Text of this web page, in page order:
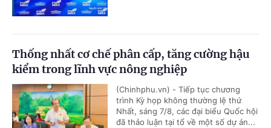
Thống nhất cơ chế phân cấp, tăng cường hậu
kiểm trong lĩnh vực nông nghiệp
(Chinhphu.vn) - Tiếp tục chương
trình Kỳ họp không thường lệ thứ
Nhất, sáng 7/8, các đại biểu Quốc hội
đã thảo luận tại tổ về một số dự án...